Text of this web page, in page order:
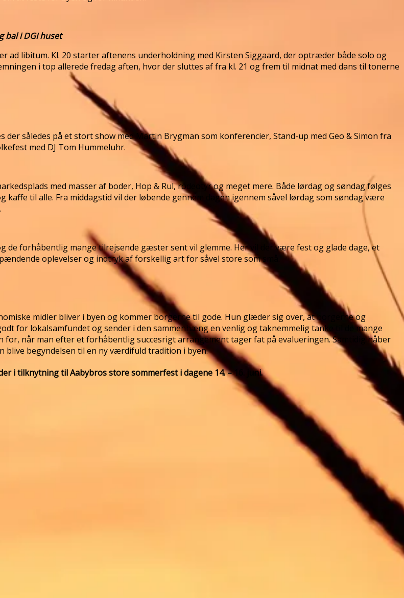
i DGI huset
ad libitum. Kl. 20 starter aftenens underholdning med Kirsten Siggaard, der optræder både solo og
i top allerede fredag aften, hvor der sluttes af fra kl. 21 og frem til midnat med dans til tonerne
således på et stort show med Martin Brygman som konferencier, Stand-up med Geo & Simon fra
med DJ Tom Hummeluhr.
med masser af boder, Hop & Rul, rodeotyr og meget mere. Både lørdag og søndag følges
til alle. Fra middagstid vil der løbende gennem dagen igennem såvel lørdag som søndag være
de forhåbentlig mange tilrejsende gæster sent vil glemme. Her vil der være fest og glade dage, et
oplevelser og indtryk af forskellig art for såvel store som små.
midler bliver i byen og kommer borgerne til gode. Hun glæder sig over, at borgerne og
for lokalsamfundet og sender i den sammenhæng en venlig og taknemmelig tanke til de mange
når man efter et forhåbentlig succesrigt arrangement tager fat på evalueringen. Samtidig håber
blive begyndelsen til en ny værdifuld tradition i byen.
i tilknytning til Aabybros store sommerfest i dagene 14. – 16. juni.